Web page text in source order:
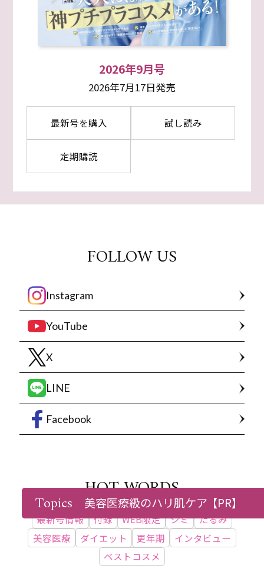
2026年9月号
2026年7月17日発売
最新号を購入 試し読み
定期購読
FOLLOW US
Instagram
YouTube
X
LINE
Facebook
HOT WORDS
最新号情報 付録 WEB限定 シミ
たるみ
美容医療
ダイエット 更年期
インタビュー
ベストコスメ
Topics 美容医療級のハリ肌ケア【PR】